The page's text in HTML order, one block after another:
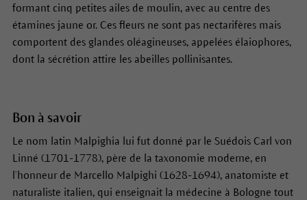
formant cinq petites ailes de moulin, avec au centre des
étamines jaune or. Ces fleurs ne sont pas nectarifères mais
comportent des glandes oléagineuses, appelées élaiophores,
dont la sécrétion attire les abeilles pollinisantes.
Bon à savoir
Le nom latin Malpighia lui fut donné par le Suédois Carl von
Linné (1701-1778), père de la taxonomie moderne, en
l’honneur de Marcello Malpighi (1628-1694), anatomiste et
naturaliste italien, qui enseignait la médecine à Bologne tout